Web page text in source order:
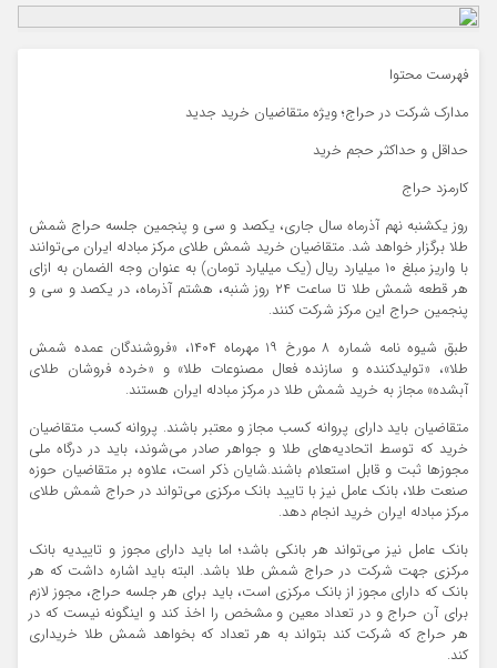
فهرست محتوا
مدارک شرکت در حراج؛ ویژه متقاضیان خرید جدید
حداقل و حداکثر حجم خرید
کارمزد حراج
روز یکشنبه نهم آذرماه سال جاری، یکصد و سی‌ و پنجمین جلسه حراج شمش
طلا برگزار خواهد شد. متقاضیان خرید شمش طلای مرکز مبادله ایران می‌توانند
با واریز مبلغ ۱۰ میلیارد ریال (یک میلیارد تومان) به عنوان وجه الضمان به ازای
هر قطعه شمش طلا تا ساعت ۲۴ روز شنبه، هشتم آذرماه، در یکصد و سی‌ و
پنجمین حراج این مرکز شرکت کنند.
طبق شیوه نامه شماره ۸ مورخ ۱۹ مهرماه ۱۴۰۴، «فروشندگان عمده شمش
طلا»، «تولیدکننده و سازنده فعال مصنوعات طلا» و «خرده فروشان طلای
آبشده» مجاز به خرید شمش طلا در مرکز مبادله ایران هستند.
متقاضیان باید دارای پروانه کسب مجاز و معتبر باشند. پروانه کسب متقاضیان
خرید که توسط اتحادیه‌های طلا و جواهر صادر می‌شوند، باید در درگاه ملی
مجوزها ثبت و قابل استعلام باشند.شایان ذکر است، علاوه بر متقاضیان حوزه
صنعت طلا، بانک عامل نیز با تایید بانک مرکزی می‌تواند در حراج شمش طلای
مرکز مبادله ایران خرید انجام دهد.
بانک عامل نیز می‌تواند هر بانکی باشد؛ اما باید دارای مجوز و تاییدیه بانک
مرکزی جهت شرکت در حراج شمش طلا باشد. البته باید اشاره داشت که هر
بانک که دارای مجوز از بانک مرکزی است، باید برای هر جلسه حراج، مجوز لازم
برای آن حراج و در تعداد معین و مشخص را اخذ کند و اینگونه نیست که در
هر حراج که شرکت کند بتواند به هر تعداد که بخواهد شمش طلا خریداری
کند.